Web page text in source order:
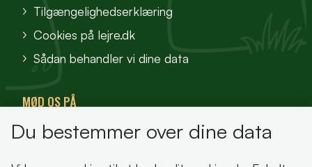
Tilgængelighedserklæring
Cookies på lejre.dk
Sådan behandler vi dine data
MØD OS PÅ
VisitFjordlandet
Du bestemmer over dine data